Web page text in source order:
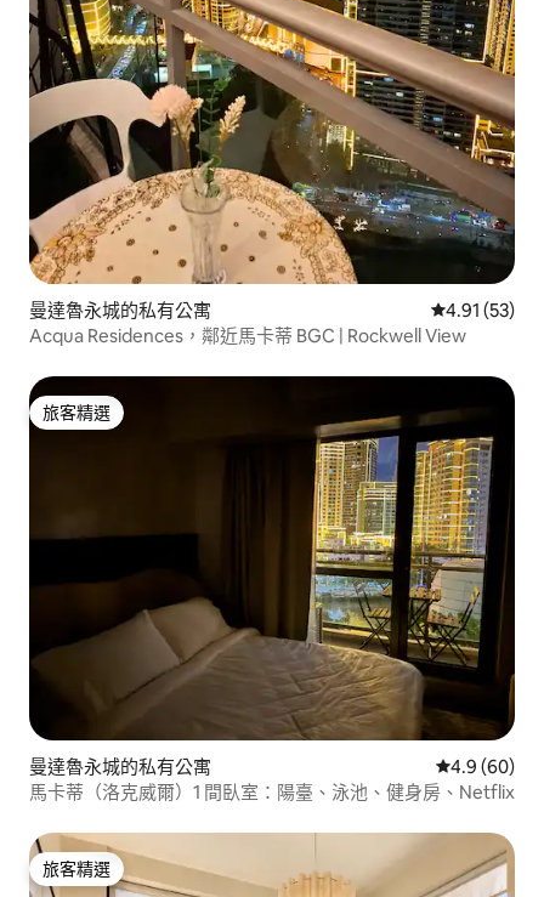
曼達魯永城的私有公寓 從 53 則評價
4.91 (53)
Acqua Residences，鄰近馬卡蒂 BGC | Rockwell View
旅客精選
旅客精選
曼達魯永城的私有公寓 從 60 則評價
4.9 (60)
馬卡蒂（洛克威爾）1 間臥室：陽臺、泳池、健身房、Netflix
旅客精選
旅客精選